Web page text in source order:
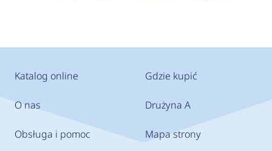
Katalog online
O nas
Obsługa i pomoc
Gdzie kupić
Drużyna A
Mapa strony